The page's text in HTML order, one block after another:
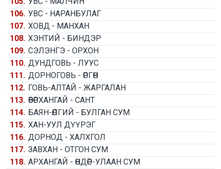
106. УВС - НАРАНБУЛАГ
107. ХОВД - МАНХАН
108. ХЭНТИЙ - БИНДЭР
109. СЭЛЭНГЭ - ОРХОН
110. ДУНДГОВЬ - ЛУУС
111. ДОРНОГОВЬ - ӨРГӨН
112. ГОВЬ-АЛТАЙ - ЖАРГАЛАН
113. ӨВӨРХАНГАЙ - САНТ
114. БАЯН-ӨЛГИЙ - БУЛГАН СУМ
115. ХАН-УУЛ ДҮҮРЭГ
116. ДОРНОД - ХАЛХГОЛ
117. ЗАВХАН - ОТГОН СУМ
118. АРХАНГАЙ - ӨНДӨР-УЛААН СУМ